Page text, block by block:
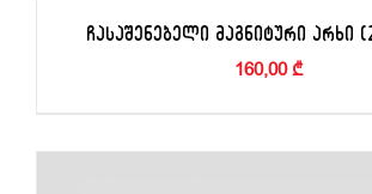
ᲩᲐᲡᲐᲨᲔᲜᲔᲑᲔᲚᲘ ᲛᲐᲒᲜᲘᲢᲣᲠᲘ ᲐᲠᲮᲘ
160,00₾